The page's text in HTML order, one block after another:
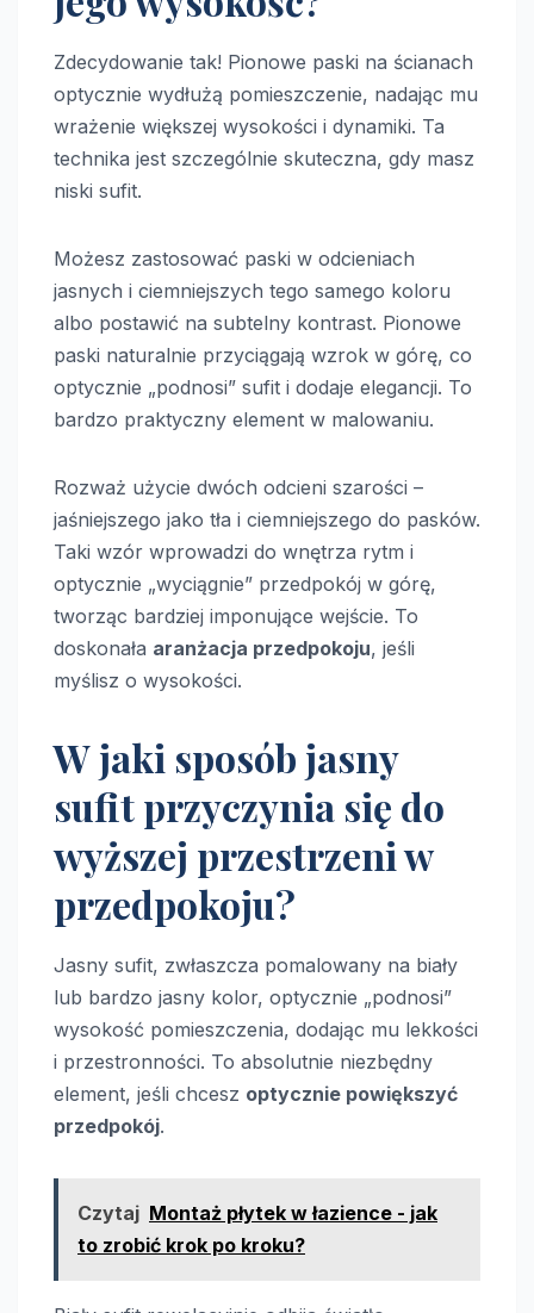
Zdecydowanie tak! Pionowe paski na ścianach
optycznie wydłużą pomieszczenie, nadając mu
wrażenie większej wysokości i dynamiki. Ta
technika jest szczególnie skuteczna, gdy masz
niski sufit.
Możesz zastosować paski w odcieniach
jasnych i ciemniejszych tego samego koloru
albo postawić na subtelny kontrast. Pionowe
paski naturalnie przyciągają wzrok w górę, co
optycznie „podnosi” sufit i dodaje elegancji. To
bardzo praktyczny element w malowaniu.
Rozważ użycie dwóch odcieni szarości –
jaśniejszego jako tła i ciemniejszego do pasków.
Taki wzór wprowadzi do wnętrza rytm i
optycznie „wyciągnie” przedpokój w górę,
tworząc bardziej imponujące wejście. To
doskonała aranżacja przedpokoju, jeśli
myślisz o wysokości.
W jaki sposób jasny
sufit przyczynia się do
wyższej przestrzeni w
przedpokoju?
Jasny sufit, zwłaszcza pomalowany na biały
lub bardzo jasny kolor, optycznie „podnosi”
wysokość pomieszczenia, dodając mu lekkości
i przestronności. To absolutnie niezbędny
element, jeśli chcesz optycznie powiększyć
przedpokój.
Czytaj Montaż płytek w łazience - jak
to zrobić krok po kroku?